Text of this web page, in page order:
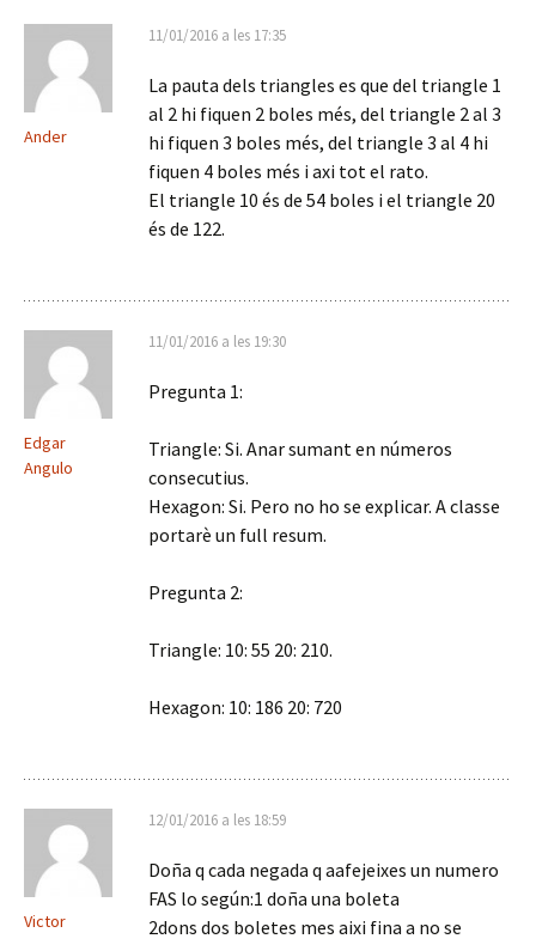
Ander
11/01/2016 a les 17:35
La pauta dels triangles es que del triangle 1
al 2 hi fiquen 2 boles més, del triangle 2 al 3
hi fiquen 3 boles més, del triangle 3 al 4 hi
fiquen 4 boles més i axi tot el rato.
El triangle 10 és de 54 boles i el triangle 20
és de 122.
Edgar
Angulo
11/01/2016 a les 19:30
Pregunta 1:
Triangle: Si. Anar sumant en números
consecutius.
Hexagon: Si. Pero no ho se explicar. A classe
portarè un full resum.
Pregunta 2:
Triangle: 10: 55 20: 210.
Hexagon: 10: 186 20: 720
Victor
12/01/2016 a les 18:59
Doña q cada negada q aafejeixes un numero
FAS lo según:1 doña una boleta
2dons dos boletes mes aixi fina a no se